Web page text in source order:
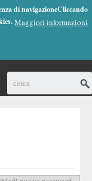
di navigazioneCliccando
Maggiori informazioni
(0)